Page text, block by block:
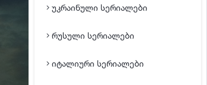
უკრაინული სერიალები
რუსული სერიალები
იტალიური სერიალები